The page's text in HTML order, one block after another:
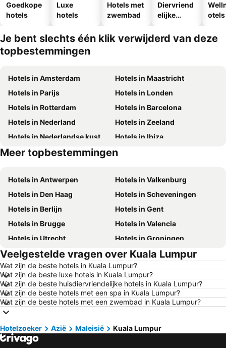
Goedkope
hotels
Luxe
hotels
Hotels met
zwembad
Diervriend
elijke
otels
Je bent slechts één klik verwijderd van deze
topbestemmingen
Hotels in Amsterdam
Hotels in Maastricht
Hotels in Parijs
Hotels in Londen
Hotels in Rotterdam
Hotels in Barcelona
Hotels in Nederland
Hotels in Zeeland
Hotels in Nederlandse kust
Hotels in Ibiza
Hotels in Mallorca
Hotels in Spanje
Meer topbestemmingen
Hotels in Antwerpen
Hotels in Valkenburg
Hotels in Den Haag
Hotels in Scheveningen
Hotels in Berlijn
Hotels in Gent
Hotels in Brugge
Hotels in Valencia
Hotels in Utrecht
Hotels in Groningen
Hotels in Kopenhagen
Hotels in Keulen
Hotels in Luxemburg Stad
Hotels in Dusseldorf
Hotels in Eindhoven
Hotels in Noordwijk
Hotels in Haarlem
Hotels in Hamburg
Hotels in Cochem
Hotels in Duitsland
Hotels in Terschelling
Hotels in Noord-Holland
Veelgestelde vragen over Kuala Lumpur
Wat zijn de beste hotels in Kuala Lumpur?
Wat zijn de beste luxe hotels in Kuala Lumpur?
Wat zijn de beste huisdiervriendelijke hotels in Kuala Lumpur?
Wat zijn de beste hotels met een spa in Kuala Lumpur?
Wat zijn de beste hotels met een zwembad in Kuala Lumpur?
Hotelzoeker Azië Maleisië Kuala Lumpur